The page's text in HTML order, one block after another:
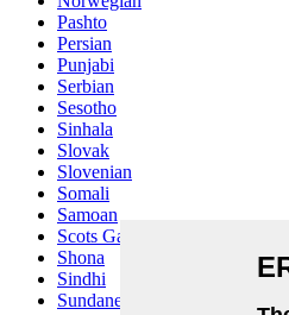
Pashto
Persian
Punjabi
Serbian
Sesotho
Sinhala
Slovak
Slovenian
Somali
Samoan
Scots Gaelic
Shona
Sindhi
Sundanese